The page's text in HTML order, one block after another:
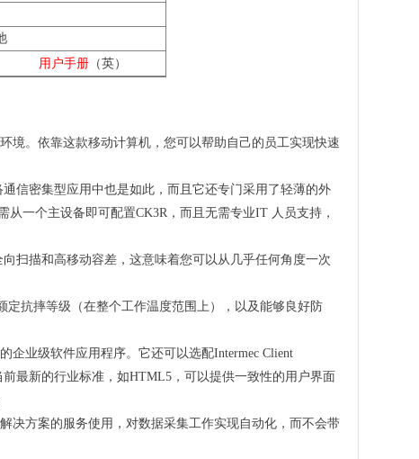
用户手册 （英）
境。依靠这款移动计算机，您可以帮助自己的员工实现快速
信密集型应用中也是如此，而且它还专门采用了轻薄的外
一个主设备即可配置CK3R，而且无需专业IT 人员支持，
扫描和高移动容差，这意味着您可以从几乎任何角度一次
抗摔等级（在整个工作温度范围上），以及能够良好防
企业级软件应用程序。它还可以选配Intermec Client
最新的行业标准，如HTML5，可以提供一致性的用户界面
决方案的服务使用，对数据采集工作实现自动化，而不会带